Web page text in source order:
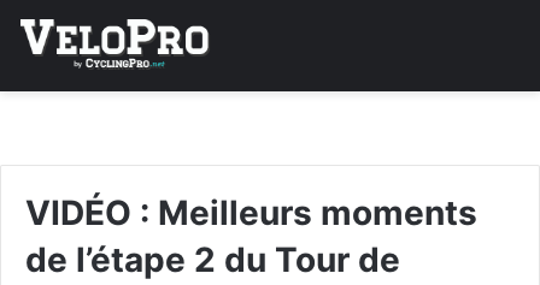
VIDÉO : Meilleurs moments
de l’étape 2 du Tour de